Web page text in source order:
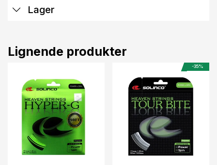
Lager
Lignende produkter
-35%